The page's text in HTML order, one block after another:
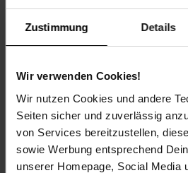
Zustimmung Details
Wir verwenden Cookies!
Wir nutzen Cookies und andere
Seiten sicher und zuverlässig
von Services bereitzustellen,
sowie Werbung entsprechend
unserer Homepage, Social Media
Artikel gehört zur Kategorie:
Campingleuchten
Bewertungen
Versandinformationen